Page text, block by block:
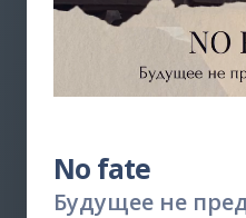
No fate
Будущее не